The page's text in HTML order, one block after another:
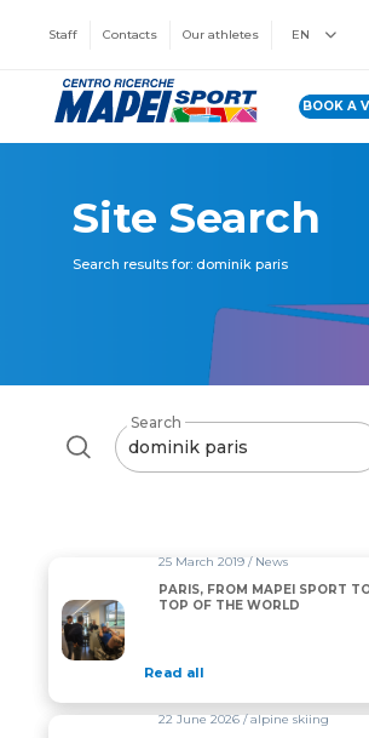
Staff Contacts Our athletes EN
BOOK A
Site Search
Search results for: dominik paris
Search
25 March 2019 / News
PARIS, FROM MAPEI SPORT
TOP OF THE WORLD
Read all
22 June 2026 / alpine skiing